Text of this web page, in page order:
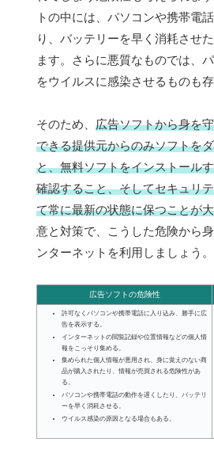
トの中には、パソコンや携帯電
り、バッテリーを早く消耗させ
ます。さらに悪質なものでは、
をウイルスに感染させるものも存
そのため、 広告ソフトから身を
できる提供元からのみソフトを
と、無料ソフトをインストール
確認すること、そしてセキュリ
て常に最新の状態に保つことが
意と対策で、こうした危険から
ンターネットを利用しましょう。
広告ソフトの危険性
許可なくパソコンや携帯電話に入り込み、勝手に広
告を表示する。
インターネットの閲覧記録や位置情報などの個人情
報をこっそり集める。
集められた個人情報が悪用され、身に覚えのない商
品が購入されたり、情報が売買される危険性があ
る。
パソコンや携帯電話の動作を遅くしたり、バッテリ
ーを早く消耗させる。
ウイルス感染の原因となる場合もある。